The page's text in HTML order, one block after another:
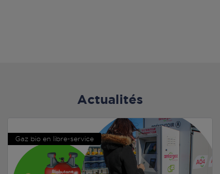
Actualités
Gaz bio en libre-service